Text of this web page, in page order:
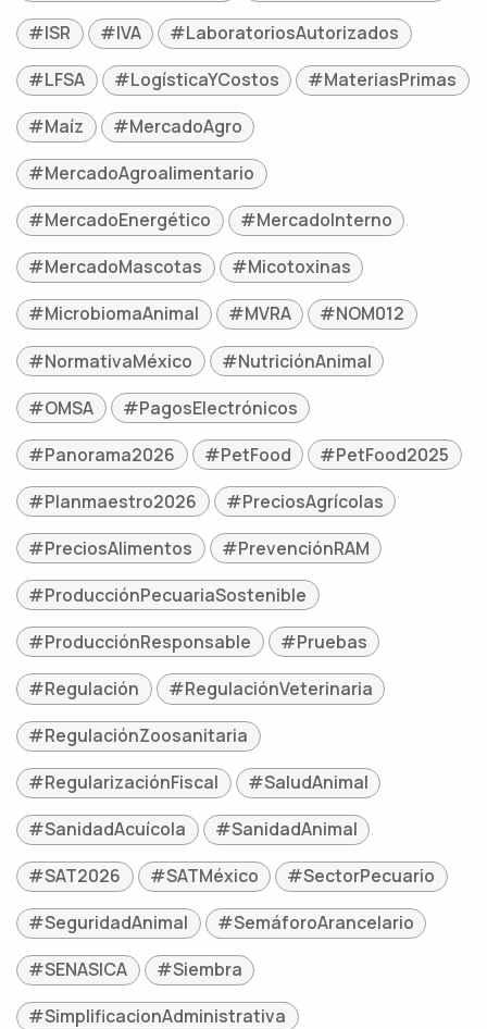
#ISR
#IVA
#LaboratoriosAutorizados
#LFSA
#LogísticaYCostos
#MateriasPrimas
#Maíz
#MercadoAgro
#MercadoAgroalimentario
#MercadoEnergético
#MercadoInterno
#MercadoMascotas
#Micotoxinas
#MicrobiomaAnimal
#MVRA
#NOM012
#NormativaMéxico
#NutriciónAnimal
#OMSA
#PagosElectrónicos
#Panorama2026
#PetFood
#PetFood2025
#Planmaestro2026
#PreciosAgrícolas
#PreciosAlimentos
#PrevenciónRAM
#ProducciónPecuariaSostenible
#ProducciónResponsable
#Pruebas
#Regulación
#RegulaciónVeterinaria
#RegulaciónZoosanitaria
#RegularizaciónFiscal
#SaludAnimal
#SanidadAcuícola
#SanidadAnimal
#SAT2026
#SATMéxico
#SectorPecuario
#SeguridadAnimal
#SemáforoArancelario
#SENASICA
#Siembra
#SimplificacionAdministrativa